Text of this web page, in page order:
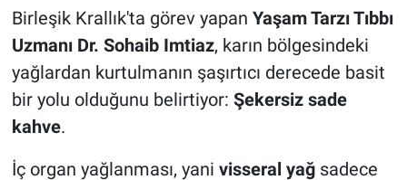
Birleşik Krallık'ta görev yapan Yaşam Tarzı Tıbbı
Uzmanı Dr. Sohaib Imtiaz, karın bölgesindeki
yağlardan kurtulmanın şaşırtıcı derecede basit
bir yolu olduğunu belirtiyor: Şekersiz sade
kahve.
İç organ yağlanması, yani visseral yağsadece